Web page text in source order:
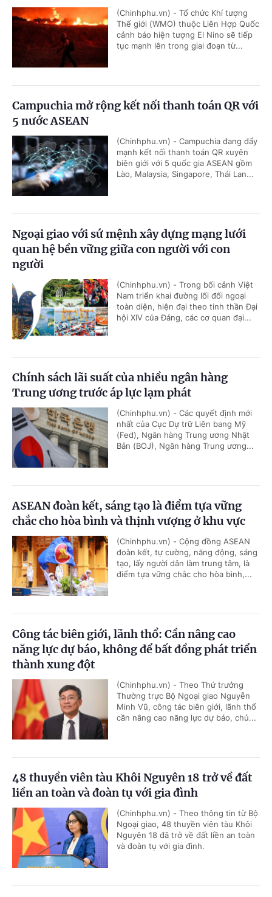
(Chinhphu.vn) - Tổ chức Khí tượng
Thế giới (WMO) thuộc Liên Hợp Quốc
cảnh báo hiện tượng El Nino sẽ tiếp
tục mạnh lên trong giai đoạn từ...
Campuchia mở rộng kết nối thanh toán QR với
5 nước ASEAN
(Chinhphu.vn) - Campuchia đang đẩy
mạnh kết nối thanh toán QR xuyên
biên giới với 5 quốc gia ASEAN gồm
Lào, Malaysia, Singapore, Thái Lan...
Ngoại giao với sứ mệnh xây dựng mạng lưới
quan hệ bền vững giữa con người với con
người
(Chinhphu.vn) - Trong bối cảnh Việt
Nam triển khai đường lối đối ngoại
toàn diện, hiện đại theo tinh thần Đại
hội XIV của Đảng, các cơ quan đại...
Chính sách lãi suất của nhiều ngân hàng
Trung ương trước áp lực lạm phát
(Chinhphu.vn) - Các quyết định mới
nhất của Cục Dự trữ Liên bang Mỹ
(Fed), Ngân hàng Trung ương Nhật
Bản (BOJ), Ngân hàng Trung ương...
ASEAN đoàn kết, sáng tạo là điểm tựa vững
chắc cho hòa bình và thịnh vượng ở khu vực
(Chinhphu.vn) - Cộng đồng ASEAN
đoàn kết, tự cường, năng động, sáng
tạo, lấy người dân làm trung tâm, là
điểm tựa vững chắc cho hòa bình,...
Công tác biên giới, lãnh thổ: Cần nâng cao
năng lực dự báo, không để bất đồng phát triển
thành xung đột
(Chinhphu.vn) - Theo Thứ trưởng
Thường trực Bộ Ngoại giao Nguyễn
Minh Vũ, công tác biên giới, lãnh thổ
cần nâng cao năng lực dự báo, chủ...
48 thuyền viên tàu Khôi Nguyên 18 trở về đất
liền an toàn và đoàn tụ với gia đình
(Chinhphu.vn) - Theo thông tin từ Bộ
Ngoại giao, 48 thuyền viên tàu Khôi
Nguyên 18 đã trở về đất liền an toàn
và đoàn tụ với gia đình.